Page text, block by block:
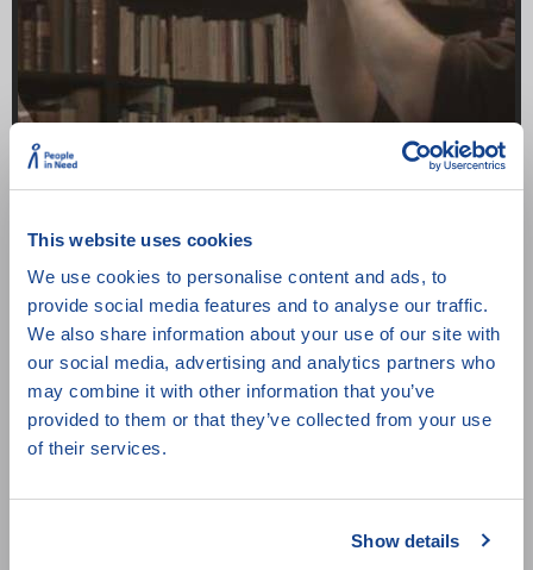
This website uses cookies
We use cookies to personalise content and ads, to
provide social media features and to analyse our traffic.
We also share information about your use of our site with
our social media, advertising and analytics partners who
may combine it with other information that you’ve
provided to them or that they’ve collected from your use
of their services.
Show details
Budovatelé říše
Česko/ 75 min/ 2018